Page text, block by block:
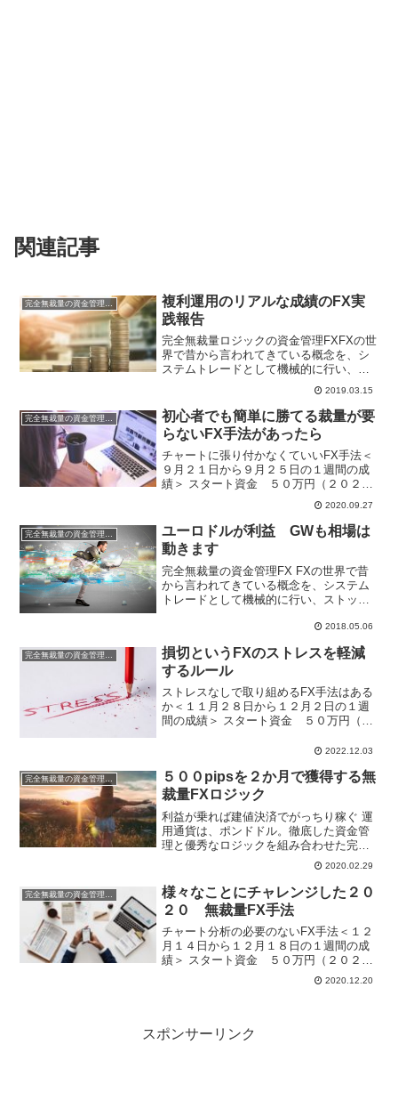
関連記事
複利運用のリアルな成績のFX実
践報告
完全無裁量ロジックの資金管理FXFXの世
界で昔から言われてきている概念を、シ
ステムトレードとして機械的に行い、ス
トップとリミットの値をきちんと計算
し、損切りが数回続いても破たんしない
ように資金管理を徹底して行い、月単位
年単位で勝っていけるロ...
2019.03.15
完全無裁量の資金管理FX
初心者でも簡単に勝てる裁量が要
らないFX手法があったら
チャートに張り付かなくていいFX手法＜
９月２１日から９月２５日の１週間の成
績＞ スタート資金 ５０万円（２０２０
年）週間利益 １１５円 月間
利益 ６５，２００円 年間利益 ４５
８，１３６円 ※複利運用中今回は、１戦
目は惨敗。２回...
2020.09.27
ユーロドルが利益 GWも相場は
動きます
完全無裁量の資金管理FX FXの世界で昔
から言われてきている概念を、システム
トレードとして機械的に行い、ストップ
んしないように資金管理を徹底して行
４月３０日から５月４...
2018.05.06
損切というFXのストレスを軽減
するルール
ストレスなしで取り組めるFX手法はある
か＜１１月２８日から１２月２日の１週
間の成績＞ スタート資金 ５０万円（２
タートです。無裁量手法はなるべくスト
０万円運用から...
2022.12.03
完全無裁量の資金管理FX
５００pipsを２か月で獲得する無
裁量FXロジック
利益が乗れば建値決済でがっちり稼ぐ 運
用通貨は、ポンドドル。徹底した資金管
理と優秀なロジックを組み合わせた完全
無裁量のハイブリッドFXです。過去の成
績（記事）は上記をクリック！ ポンドド
ルに特化した無裁量FXロジック２０１９
年２０万円が５０...
2020.02.29
様々なことにチャレンジした２０
２０ 無裁量FX手法
チャート分析の必要のないFX手法＜１２
月１４日から１２月１８日の１週間の成
績＞ スタート資金 ５０万円（２０２０
年）週間利益 ４，２１４円 月
間利益 ４１８円 年間利
2020.12.20
スポンサーリンク